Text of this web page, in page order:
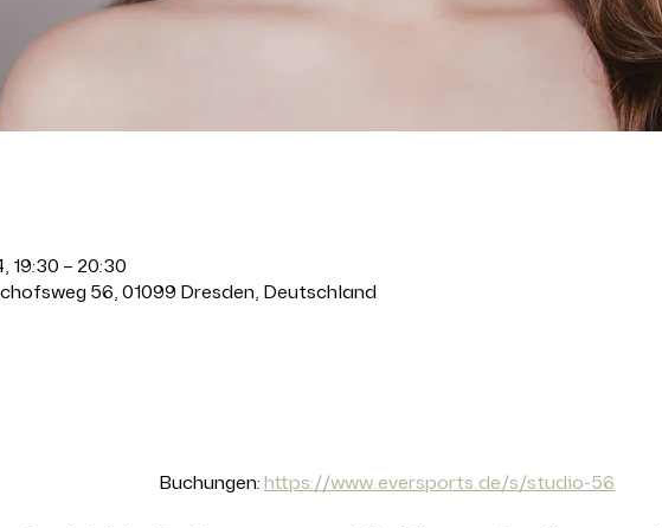
19:30 – 20:30
56, 01099 Dresden, Deutschland
Buchungen: https://www.eversports.de/s/studio-56